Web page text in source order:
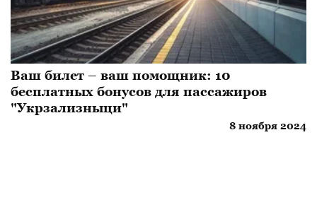
Ваш билет – ваш помощник: 10
бесплатных бонусов для пассажиров
"Укрзализныци"
8 ноября 2024